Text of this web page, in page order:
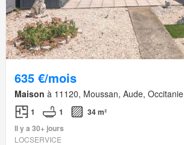
635 €/mois
Maison à 11120, Moussan, Aude, Occitanie
1 1
34 m²
Il y a 30+ jours
LOCSERVICE